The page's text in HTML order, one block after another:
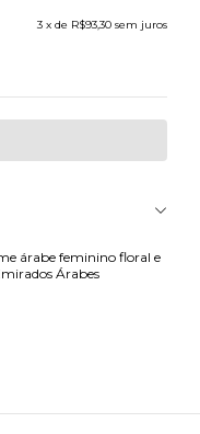
3 x de R$93,30 sem juros
árabe feminino floral e
Árabes